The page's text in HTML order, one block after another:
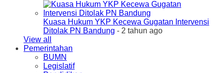
Kuasa Hukum YKP Kecewa Gugatan Intervensi
Ditolak PN Bandung - 2 tahun ago
View all
Pemerintahan
BUMN
Legislatif